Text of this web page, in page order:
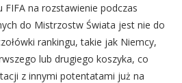
FIFA na rozstawienie podczas
do Mistrzostw Świata jest nie do
rankingu, takie jak Niemcy,
lub drugiego koszyka, co
z innymi potentatami już na